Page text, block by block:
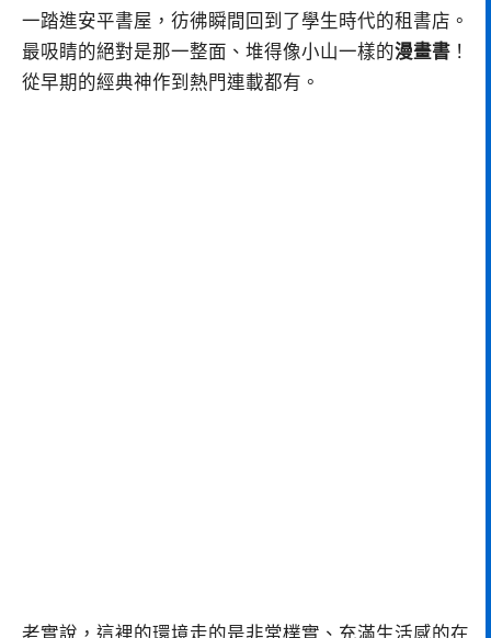
一踏進安平書屋，彷彿瞬間回到了學生時代的租書店。
最吸睛的絕對是那一整面、堆得像小山一樣的漫畫書 ！
從早期的經典神作到熱門連載都有。
老實說，這裡的環境走的是非常樸實、充滿生活感的在